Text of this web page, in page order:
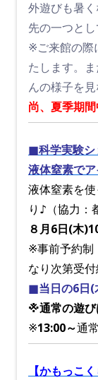
外遊びも暑
先の一つと
※ご来館の際
たします。
んの様子を
尚、夏季期
■科学実験シ
液体窒素で
液体窒素を
り♪（協力：
８月6日(木
※事前予約制
なり次第受付
■当日の6日(
※通常の遊び
※13:00～通
【かもっこく